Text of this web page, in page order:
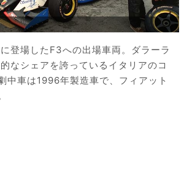
登場したF3への出場車両。ダラーラ
なシェアを誇っているイタリアのコ
中車は1996年製造車で、フィアット